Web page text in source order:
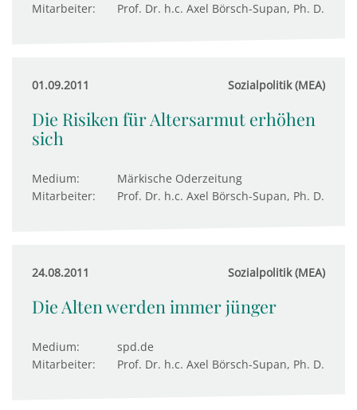
Mitarbeiter:
Prof. Dr. h.c. Axel Börsch-Supan, Ph. D.
01.09.2011 Sozialpolitik (MEA)
Die Risiken für Altersarmut erhöhen
sich
Medium:
Märkische Oderzeitung
Mitarbeiter:
Prof. Dr. h.c. Axel Börsch-Supan, Ph. D.
24.08.2011 Sozialpolitik (MEA)
Die Alten werden immer jünger
Medium:
spd.de
Mitarbeiter:
Prof. Dr. h.c. Axel Börsch-Supan, Ph. D.